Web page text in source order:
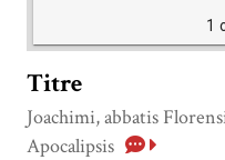
1
Titre
Joachimi, abbatis
Apocalipsis